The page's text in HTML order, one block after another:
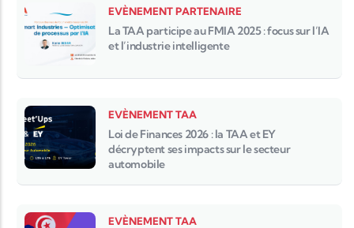
EVÈNEMENT PARTENAIRE
La TAA participe au FMIA 2025 : focus sur l’IA
et l’industrie intelligente
EVÈNEMENT TAA
Loi de Finances 2026 : la TAA et EY
décryptent ses impacts sur le secteur
automobile
EVÈNEMENT TAA